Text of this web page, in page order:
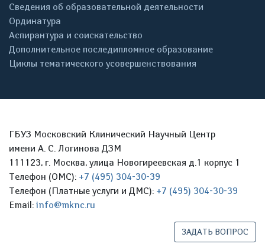
Сведения об образовательной деятельности
Ординатура
Аспирантура и соискательство
Дополнительное последипломное образование
Циклы тематического усовершенствования
ГБУЗ Московский Клинический Научный Центр
имени А. С. Логинова ДЗМ
111123, г. Москва, улица Новогиреевская д.1 корпус 1
Телефон (ОМС): +7 (495) 304-30-39
Телефон (Платные услуги и ДМС): +7 (495) 304-30-39
Email: info@mknc.ru
ЗАДАТЬ ВОПРОС